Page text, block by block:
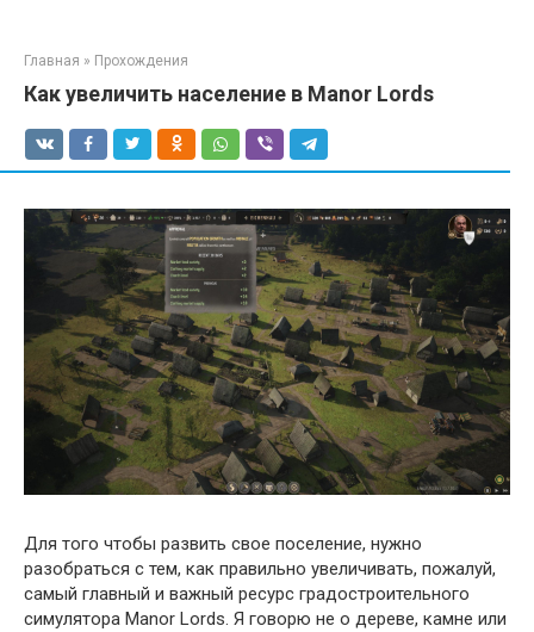
Главная » Прохождения
Как увеличить население в Manor Lords
Для того чтобы развить свое поселение, нужно
разобраться с тем, как правильно увеличивать, пожалуй,
самый главный и важный ресурс градостроительного
симулятора Manor Lords. Я говорю не о дереве, камне или